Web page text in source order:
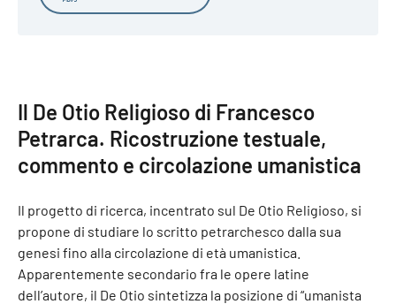
Il De Otio Religioso di Francesco
Petrarca. Ricostruzione testuale,
commento e circolazione umanistica
Il progetto di ricerca, incentrato sul De Otio Religioso, si
propone di studiare lo scritto petrarchesco dalla sua
genesi fino alla circolazione di età umanistica.
Apparentemente secondario fra le opere latine
dell’autore, il De Otio sintetizza la posizione di “umanista